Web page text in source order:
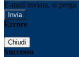
E-mail inviata, si prega
Errore
Chiudi
Successo